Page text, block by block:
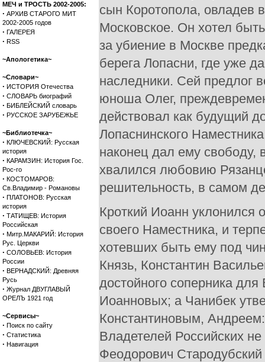
МЕЧ и ТРОСТЬ 2002-2005:
· АРХИВ СТАРОГО МИТ
2002-2005 годов
· ГАЛЕРЕЯ
· RSS
~Апологетика~
~Словари~
· ИСТОРИЯ Отечества
· СЛОВАРЬ биографий
· БИБЛЕЙСКИЙ словарь
· РУССКОЕ ЗАРУБЕЖЬЕ
~Библиотечка~
· КЛЮЧЕВСКИЙ: Русская
история
· КАРАМЗИН: История Гос.
Рос-го
· КОСТОМАРОВ:
Св.Владимир - Романовы
· ПЛАТОНОВ: Русская
история
· ТАТИЩЕВ: История
Российская
· Митр.МАКАРИЙ: История
Рус. Церкви
· СОЛОВЬЕВ: История
России
· ВЕРНАДСКИЙ: Древняя
Русь
· Журнал ДВУГЛАВЫЙ
ОРЕЛЪ 1921 год
~Сервисы~
· Поиск по сайту
· Статистика
· Навигация
сын Коротопола, овладев
Московское. Он хотел
за убиение в Москве
берега Лопасни, где уже
наследники. Сей предлог
юноша Олег,
действовал как будущий
Лопаснинского
наконец дал ему свободу,
хвалился любовию
решительность, в самом
Кроткий Иоанн
своего Наместника, и
хотевших быть ему под
Князь, Константин
достойного соперника
Иоанновых; а Чанибек
Константиновым,
Владетелей Российских
Феодорович